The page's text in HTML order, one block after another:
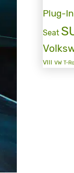
Plug-
Seat
VIII VW T-